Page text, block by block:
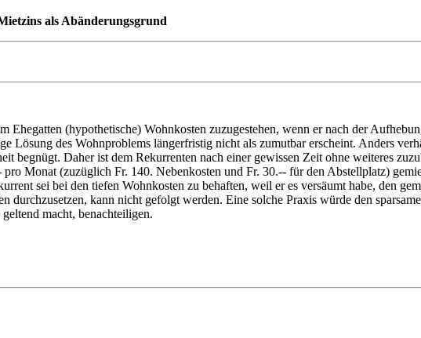
als Abänderungsgrund
Ehegatten (hypothetische) Wohnkosten zuzugestehen, wenn er nach der
Lösung des Wohnproblems längerfristig nicht als zumutbar erscheint. Anders
begnügt. Daher ist dem Rekurrenten nach einer gewissen Zeit ohne weiteres
Monat (zuzüglich Fr. 140. Nebenkosten und Fr. 30.-- für den Abstellplatz)
sei bei den tiefen Wohnkosten zu behaften, weil er es versäumt habe, den
durchzusetzen, kann nicht gefolgt werden. Eine solche Praxis würde den
macht, benachteiligen.